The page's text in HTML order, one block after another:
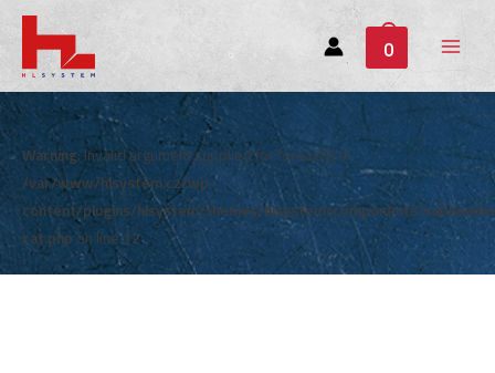
0
Main
Menu
Warning: Invalid argument supplied for foreach() in
/var/www/hlsystem.cz/wp-
content/plugins/hlsystem/themes/hlsystem/components/
cat.phpon line12